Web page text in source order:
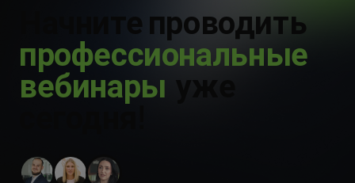
Начните проводить
профессиональные
вебинары уже
сегодня!